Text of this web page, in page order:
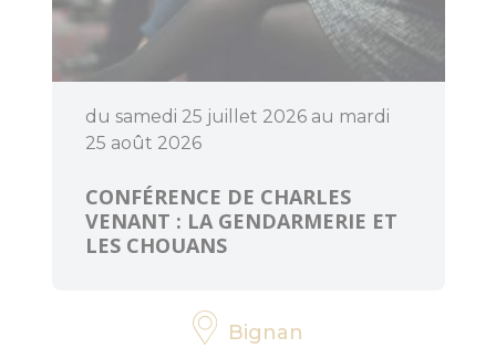
du samedi 25 juillet 2026 au mardi
25 août 2026
CONFÉRENCE DE CHARLES
VENANT : LA GENDARMERIE ET
LES CHOUANS
Bignan